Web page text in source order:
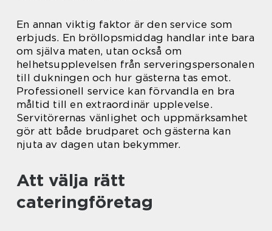
En annan viktig faktor är den service som
erbjuds. En bröllopsmiddag handlar inte bara
om själva maten, utan också om
helhetsupplevelsen från serveringspersonalen
till dukningen och hur gästerna tas emot.
Professionell service kan förvandla en bra
måltid till en extraordinär upplevelse.
Servitörernas vänlighet och uppmärksamhet
gör att både brudparet och gästerna kan
njuta av dagen utan bekymmer.
Att välja rätt
cateringföretag